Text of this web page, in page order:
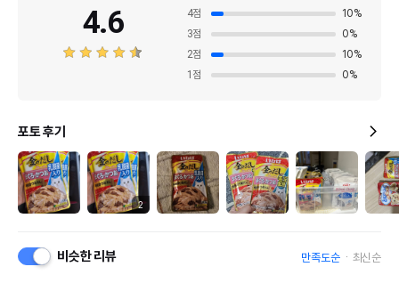
4.6
4점 10%
3점 0%
2점 10%
1 점 0%
포토 후기
2
비슷한 리뷰 만족도순 최신순